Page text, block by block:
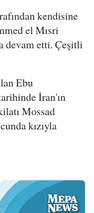
kendisine
el Mısri
devam etti. Çeşitli
Ebu
İran'ın
Mossad
kızıyla